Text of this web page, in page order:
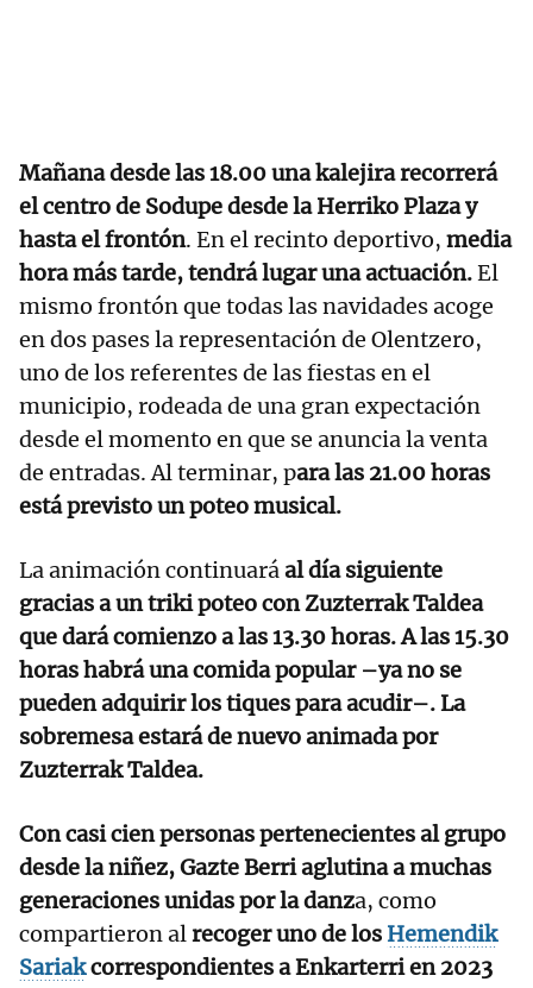
Mañana desde las 18.00 una kalejira recorrerá
el centro de Sodupe desde la Herriko Plaza y
hasta el frontón. En el recinto deportivo, media
hora más tarde, tendrá lugar una actuación.El
mismo frontón que todas las navidades acoge
en dos pases la representación de Olentzero,
uno de los referentes de las fiestas en el
municipio, rodeada de una gran expectación
desde el momento en que se anuncia la venta
de entradas. Al terminar, para las 21.00 horas
está previsto un poteo musical.
La animación continuaráal día siguiente
gracias a un triki poteo con Zuzterrak Taldea
que dará comienzo a las 13.30 horas. A las 15.30
horas habrá una comida popular –ya no se
pueden adquirir los tiques para acudir–. La
sobremesa estará de nuevo animada por
Zuzterrak Taldea.
Con casi cien personas pertenecientes al grupo
desde la niñez, Gazte Berri aglutina a muchas
generaciones unidas por la danza, como
compartieron alrecoger uno de los Hemendik
Sariakcorrespondientes a Enkarterri en 2023